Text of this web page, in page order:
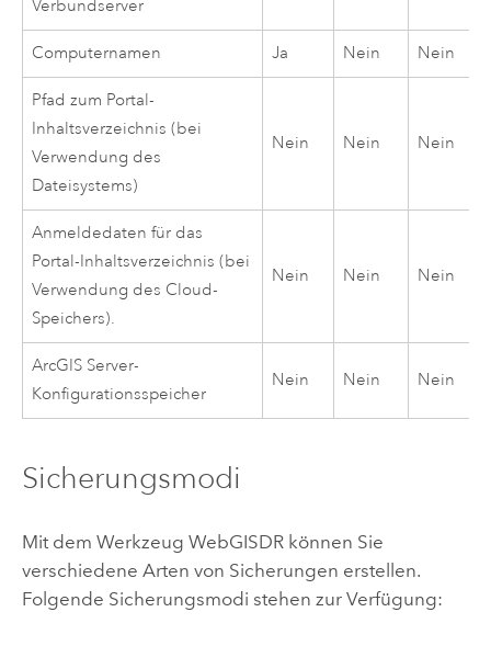
Verbundserver
Computernamen Ja Nein Nein
Pfad zum Portal-
Inhaltsverzeichnis (bei
Verwendung des
Dateisystems)
Nein Nein Nein
Anmeldedaten für das
Portal-Inhaltsverzeichnis (bei
Verwendung des Cloud-
Speichers).
Nein Nein Nein
ArcGIS Server-
Konfigurationsspeicher
Nein Nein Nein
Sicherungsmodi
Mit dem Werkzeug WebGISDR können Sie
verschiedene Arten von Sicherungen erstellen.
Folgende Sicherungsmodi stehen zur Verfügung: